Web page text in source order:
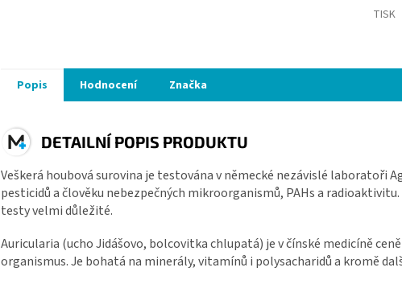
TISK
Popis Hodnocení Značka
DETAILNÍ POPIS PRODUKTU
Veškerá houbová surovina je testována v německé nezávislé laboratoři
pesticidů a člověku nebezpečných mikroorganismů, PAHs a
testy velmi důležité.
Auricularia (ucho Jidášovo, bolcovitka chlupatá) je v čínské medicíně
organismus. Je bohatá na minerály, vitamínů i polysacharidů a kromě